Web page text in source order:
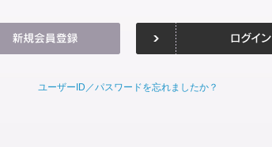
ユーザーID／パスワードを忘れましたか？